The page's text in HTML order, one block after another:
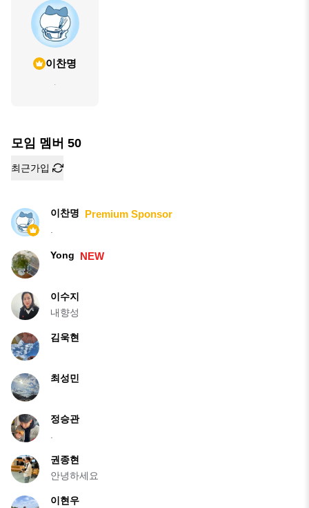
이찬명
.
모임 멤버 50
최근가입
이찬명 Premium Sponsor
.
Yong NEW
이수지
내향성
김욱현
최성민
정승관
.
권종현
안녕하세요
이현우